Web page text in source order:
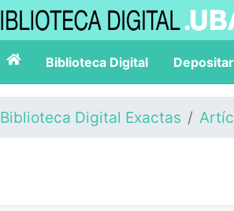
Biblioteca Digital Depositar
Biblioteca Digital Exactas